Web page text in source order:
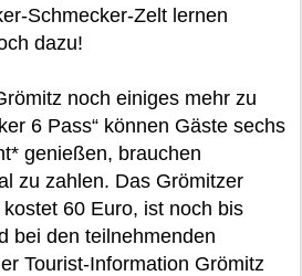
Schmecker-Zelt lernen
dazu!
noch einiges mehr zu
6 Pass“ können Gäste sechs
genießen, brauchen
zu zahlen. Das Grömitzer
60 Euro, ist noch bis
bei den teilnehmenden
Tourist-Information Grömitz